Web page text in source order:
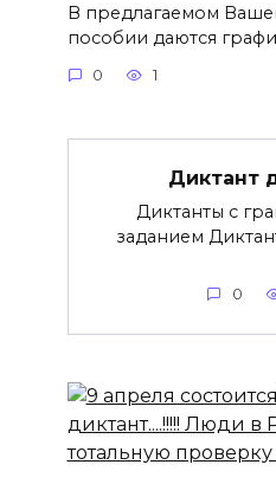
В предлагаемом
пособии даются
0 1
Диктант
Диктанты с
заданием
0